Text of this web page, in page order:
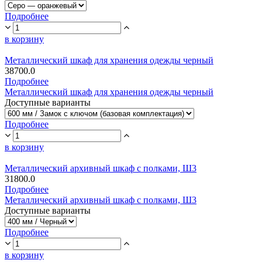
Подробнее
в корзину
Металлический шкаф для хранения одежды черный
38700.0
Подробнее
Металлический шкаф для хранения одежды черный
Доступные варианты
Подробнее
в корзину
Металлический архивный шкаф с полками, Ш3
31800.0
Подробнее
Металлический архивный шкаф с полками, Ш3
Доступные варианты
Подробнее
в корзину